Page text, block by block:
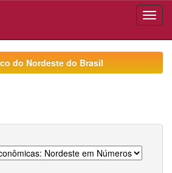
do Nordeste do Brasil